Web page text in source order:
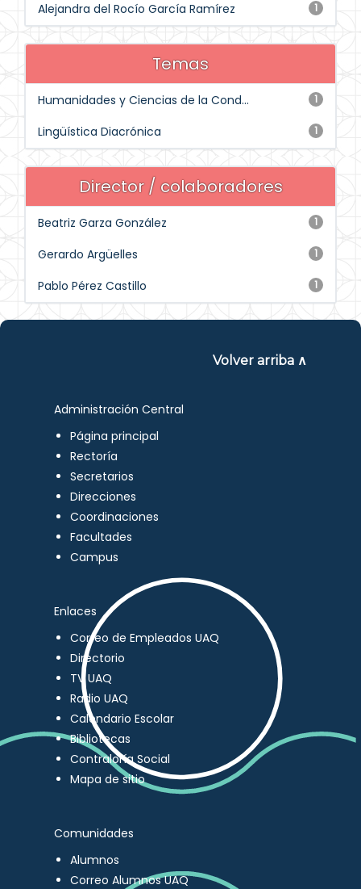
1
Alejandra del Rocío García Ramírez
Temas
1
Humanidades y Ciencias de la Cond...
1
Lingüística Diacrónica
Director / colaboradores
1
Beatriz Garza González
1
Gerardo Argüelles
1
Pablo Pérez Castillo
Volver arriba ∧
Administración Central
Página principal
Rectoría
Secretarios
Direcciones
Coordinaciones
Facultades
Campus
Enlaces
Correo de Empleados UAQ
Directorio
TV UAQ
Radio UAQ
Calendario Escolar
Bibliotecas
Contraloría Social
Mapa de sitio
Comunidades
Alumnos
Correo Alumnos UAQ